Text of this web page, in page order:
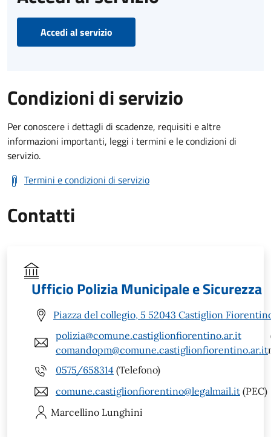
Accedi al servizio
Condizioni di servizio
Per conoscere i dettagli di scadenze, requisiti e altre
informazioni importanti, leggi i termini e le condizioni di
servizio.
Termini e condizioni di servizio
Contatti
Ufficio Polizia Municipale e Sicurezza
Piazza del collegio, 5 52043 Castiglion
polizia@comune.castiglionfiorentino.ar.it
comandopm@comune.castiglionfiorentino.ar.it
0575/658314 (Telefono)
comune.castiglionfiorentino@legalmail.it (PEC)
Marcellino Lunghini